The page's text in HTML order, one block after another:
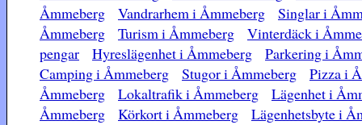
Åmmeberg
Vandrarhem i Åmmeberg
Singlar i
Åmmeberg
Turism i Åmmeberg
Vinterdäck i
pengar
Hyreslägenhet i Åmmeberg
Parkering i
Camping i Åmmeberg
Stugor i Åmmeberg
Pizza i
Åmmeberg
Lokaltrafik i Åmmeberg
Lägenhet i
Åmmeberg
Körkort i Åmmeberg Lägenhetsbyte i